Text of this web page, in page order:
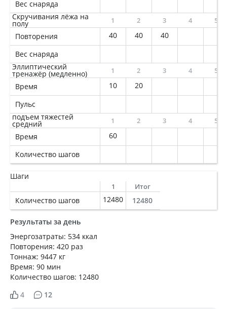
Вес снаряда
Скручивания лёжа на
полу 1 2 3 4 5
Повторения 40 40
40
Вес снаряда
Эллиптический
тренажёр (медленно) 1 2 3 4 5
Время 10
20
Пульс
подъем тяжестей
средний 1 2 3 4 5
Время
60
Количество шагов
Шаги
1 Итог
Количество шагов 12480 12480
Результаты за день
Энергозатраты: 534 ккал
Повторения: 420 раз
Тоннаж: 9447 кг
Время: 90 мин
Количество шагов: 12480
4
12